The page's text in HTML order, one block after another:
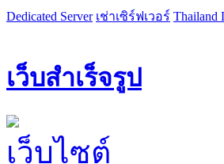
Dedicated Server เช่าเซิร์ฟเวอร์ Thailand
เว็บสำเร็จรูป